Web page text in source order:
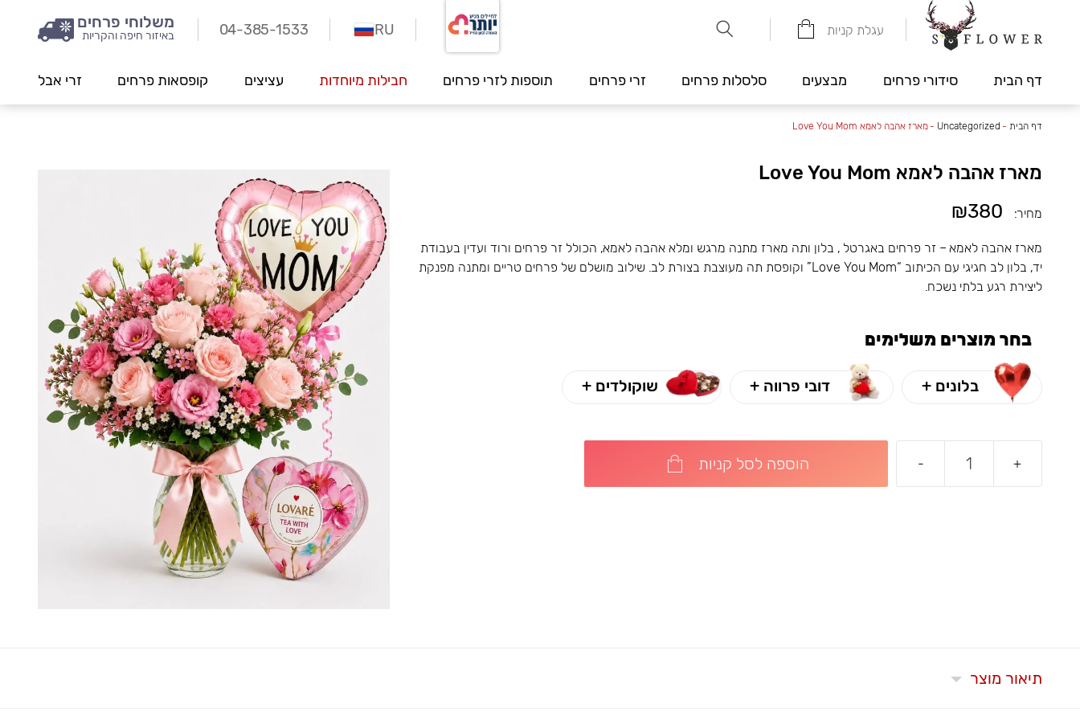
עגלת קניות משלוחי פרחים
באיזור חיפה והקריות 04-385-1533 RU
דף הבית סידורי פרחים מבצעים סלסלות פרחים זרי פרחים תוספות לזרי פרחים חבילות מיוחדות עציצים קופסאות פרחים זרי אבל
דף הבית -
Uncategorized
-מארז אהבה לאמא Love You Mom
מארז אהבה לאמא Love You Mom
מחיר: ₪380
מארז אהבה לאמא – זר פרחים באגרטל , בלון ותה מארז מתנה מרגש ומלא אהבה לאמא, הכולל זר פרחים ורוד ועדין בעבודת
יד, בלון לב חגיגי עם הכיתוב “Love You Mom” וקופסת תה מעוצבת בצורת לב. שילוב מושלם של פרחים טריים ומתנה מפנקת
ליצירת רגע בלתי נשכח.
בחר מוצרים משלימים
בלונים + דובי פרווה + שוקולדים +
+
- הוספה לסל קניות
תיאור מוצר